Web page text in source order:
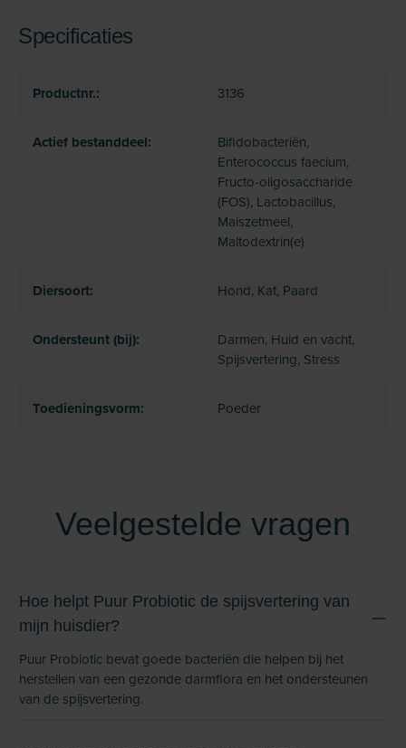
Specificaties
Productnr.: 3136
Actief bestanddeel:
Bifidobacteriën,
Enterococcus faecium,
Fructo-oligosaccharide
(FOS), Lactobacillus,
Maiszetmeel,
Maltodextrin(e)
Diersoort: Hond, Kat, Paard
Ondersteunt (bij):
Darmen, Huid en vacht,
Spijsvertering, Stress
Toedieningsvorm: Poeder
Veelgestelde vragen
Hoe helpt Puur Probiotic de spijsvertering van
mijn huisdier?
Puur Probiotic bevat goede bacteriën die helpen bij het
herstellen van een gezonde darmflora en het ondersteunen
van de spijsvertering.